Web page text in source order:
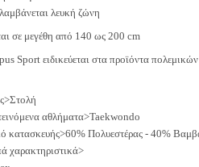
λευκή ζώνη
σε μεγέθη από 140 ως 200 cm
Sport ειδικεύεται στα προϊόντα
αθλήματα>Taekwondo
κατασκευής>60% Πολυεστέρας - 40%
χαρακτηριστικά>